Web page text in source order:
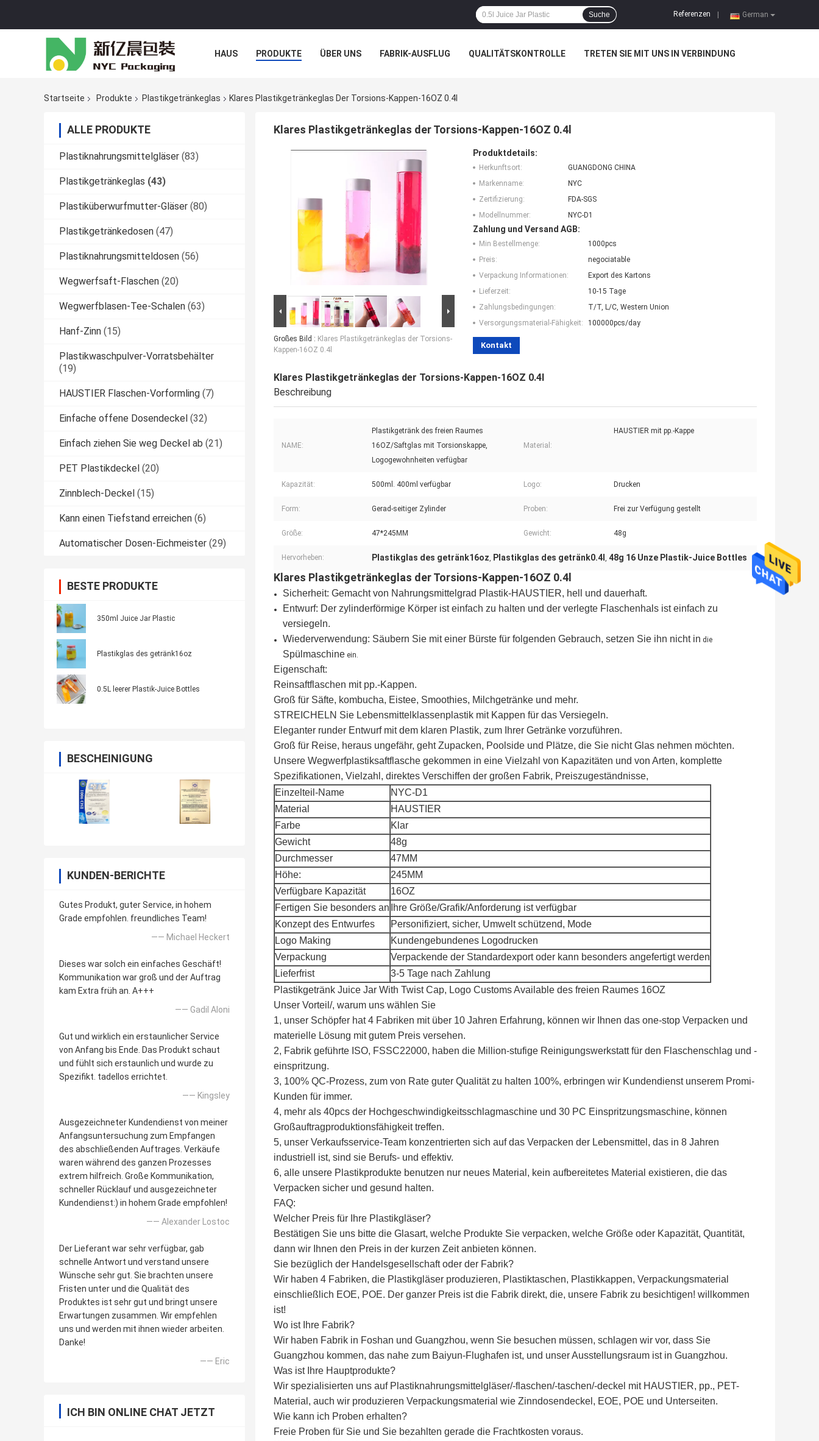
German
Referenzen
Suche
HAUS PRODUKTE ÜBER UNS FABRIK-AUSFLUG QUALITÄTSKONTROLLE TRETEN SIE MIT UNS IN VERBINDUNG
Startseite
Produkte Plastikgetränkeglas Klares Plastikgetränkeglas Der Torsions-Kappen-16OZ 0.4l
ALLE PRODUKTE
Plastiknahrungsmittelgläser (83)
Plastikgetränkeglas (43)
Plastiküberwurfmutter-Gläser (80)
Plastikgetränkedosen (47)
Plastiknahrungsmitteldosen (56)
Wegwerfsaft-Flaschen (20)
Wegwerfblasen-Tee-Schalen (63)
Hanf-Zinn (15)
Plastikwaschpulver-Vorratsbehälter
(19)
HAUSTIER Flaschen-Vorformling (7)
Einfache offene Dosendeckel (32)
Einfach ziehen Sie weg Deckel ab (21)
PET Plastikdeckel (20)
Zinnblech-Deckel (15)
Kann einen Tiefstand erreichen (6)
Automatischer Dosen-Eichmeister (29)
BESTE PRODUKTE
350ml Juice Jar Plastic
Plastikglas des getränk16oz
0.5L leerer Plastik-Juice Bottles
BESCHEINIGUNG
KUNDEN-BERICHTE
Gutes Produkt, guter Service, in hohem
Grade empfohlen. freundliches Team!
—— Michael Heckert
Dieses war solch ein einfaches Geschäft!
Kommunikation war groß und der Auftrag
kam Extra früh an. A+++
—— GadiI Aloni
Gut und wirklich ein erstaunlicher Service
von Anfang bis Ende. Das Produkt schaut
und fühlt sich erstaunlich und wurde zu
Spezifikt. tadellos errichtet.
—— Kingsley
Ausgezeichneter Kundendienst von meiner
Anfangsuntersuchung zum Empfangen
des abschließenden Auftrages. Verkäufe
waren während des ganzen Prozesses
extrem hilfreich. Große Kommunikation,
schneller Rücklauf und ausgezeichneter
Kundendienst:) in hohem Grade empfohlen!
—— Alexander Lostoc
Der Lieferant war sehr verfügbar, gab
schnelle Antwort und verstand unsere
Wünsche sehr gut. Sie brachten unsere
Fristen unter und die Qualität des
Produktes ist sehr gut und bringt unsere
Erwartungen zusammen. Wir empfehlen
uns und werden mit ihnen wieder arbeiten.
Danke!
—— Eric
ICH BIN ONLINE CHAT JETZT
Klares Plastikgetränkeglas der Torsions-Kappen-16OZ 0.4l
Großes Bild : Klares Plastikgetränkeglas der Torsions-
Kappen-16OZ 0.4l
Produktdetails:
Herkunftsort:
GUANGDONG CHINA
Markenname:
NYC
Zertifizierung:
FDA-SGS
Modellnummer:
NYC-D1
Zahlung und Versand AGB:
Min Bestellmenge:
1000pcs
Preis:
negociatable
Verpackung Informationen:
Export des Kartons
Lieferzeit:
10-15 Tage
Zahlungsbedingungen:
T/T, L/C, Western Union
Versorgungsmaterial-Fähigkeit:
100000pcs/day
Kontakt
Klares Plastikgetränkeglas der Torsions-Kappen-16OZ 0.4l
Beschreibung
NAME:
Plastikgetränk des freien Raumes
16OZ/Saftglas mit Torsionskappe,
Logogewohnheiten verfügbar
Material:
HAUSTIER mit pp.-Kappe
Kapazität: 500ml. 400ml verfügbar Logo: Drucken
Form: Gerad-seitiger Zylinder Proben: Frei zur Verfügung gestellt
Größe: 47*245MM Gewicht: 48g
Hervorheben: Plastikglas des getränk16oz, Plastikglas des getränk0.4l , 48g 16 Unze Plastik-Juice Bottles
Klares Plastikgetränkeglas der Torsions-Kappen-16OZ 0.4l
Sicherheit: Gemacht von Nahrungsmittelgrad Plastik-HAUSTIER, hell und dauerhaft.
Entwurf: Der zylinderförmige Körper ist einfach zu halten und der verlegte Flaschenhals ist einfach zu
versiegeln.
Wiederverwendung: Säubern Sie mit einer Bürste für folgenden Gebrauch, setzen Sie ihn nicht in die
Spülmaschine ein.
Eigenschaft:
Reinsaftflaschen mit pp.-Kappen.
Groß für Säfte, kombucha, Eistee, Smoothies, Milchgetränke und mehr.
STREICHELN Sie Lebensmittelklassenplastik mit Kappen für das Versiegeln.
Eleganter runder Entwurf mit dem klaren Plastik, zum Ihrer Getränke vorzuführen.
Groß für Reise, heraus ungefähr, geht Zupacken, Poolside und Plätze, die Sie nicht Glas nehmen möchten.
Unsere Wegwerfplastiksaftflasche gekommen in eine Vielzahl von Kapazitäten und von Arten, komplette
Spezifikationen, Vielzahl, direktes Verschiffen der großen Fabrik, Preiszugeständnisse,
Einzelteil-Name
NYC-D1
Material
HAUSTIER
Farbe
Klar
Gewicht
48g
Durchmesser
47MM
Höhe:
245MM
Verfügbare Kapazität
16OZ
Fertigen Sie besonders an Ihre Größe/Grafik/Anforderung ist verfügbar
Konzept des Entwurfes
Personifiziert, sicher, Umwelt schützend, Mode
Logo Making
Kundengebundenes Logodrucken
Verpackung
Verpackende der Standardexport oder kann besonders angefertigt werden
Lieferfrist
3-5 Tage nach Zahlung
Plastikgetränk Juice Jar With Twist Cap, Logo Customs Available des freien Raumes 16OZ
Unser Vorteil/, warum uns wählen Sie
1, unser Schöpfer hat 4 Fabriken mit über 10 Jahren Erfahrung, können wir Ihnen das one-stop Verpacken und
materielle Lösung mit gutem Preis versehen.
2, Fabrik geführte ISO, FSSC22000, haben die Million-stufige Reinigungswerkstatt für den Flaschenschlag und -
einspritzung.
3, 100% QC-Prozess, zum von Rate guter Qualität zu halten 100%, erbringen wir Kundendienst unserem Promi-
Kunden für immer.
4, mehr als 40pcs der Hochgeschwindigkeitsschlagmaschine und 30 PC Einspritzungsmaschine, können
Großauftragproduktionsfähigkeit treffen.
5, unser Verkaufsservice-Team konzentrierten sich auf das Verpacken der Lebensmittel, das in 8 Jahren
industriell ist, sind sie Berufs- und effektiv.
6, alle unsere Plastikprodukte benutzen nur neues Material, kein aufbereitetes Material existieren, die das
Verpacken sicher und gesund halten.
FAQ:
Welcher Preis für Ihre Plastikgläser?
Bestätigen Sie uns bitte die Glasart, welche Produkte Sie verpacken, welche Größe oder Kapazität, Quantität,
dann wir Ihnen den Preis in der kurzen Zeit anbieten können.
Sie bezüglich der Handelsgesellschaft oder der Fabrik?
Wir haben 4 Fabriken, die Plastikgläser produzieren, Plastiktaschen, Plastikkappen, Verpackungsmaterial
einschließlich EOE, POE. Der ganzer Preis ist die Fabrik direkt, die, unsere Fabrik zu besichtigen! willkommen
ist!
Wo ist Ihre Fabrik?
Wir haben Fabrik in Foshan und Guangzhou, wenn Sie besuchen müssen, schlagen wir vor, dass Sie
Guangzhou kommen, das nahe zum Baiyun-Flughafen ist, und unser Ausstellungsraum ist in Guangzhou.
Was ist Ihre Hauptprodukte?
Wir spezialisierten uns auf Plastiknahrungsmittelgläser/-flaschen/-taschen/-deckel mit HAUSTIER, pp., PET-
Material, auch wir produzieren Verpackungsmaterial wie Zinndosendeckel, EOE, POE und Unterseiten.
Wie kann ich Proben erhalten?
Freie Proben für Sie und Sie bezahlten gerade die Frachtkosten voraus.